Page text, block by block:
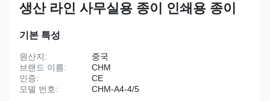
생산 라인 사무실용 종이 인쇄용 종이
기본 특성
원산지:
중국
브랜드 이름:
CHM
인증:
CE
모델 번호:
CHM-A4-4/5